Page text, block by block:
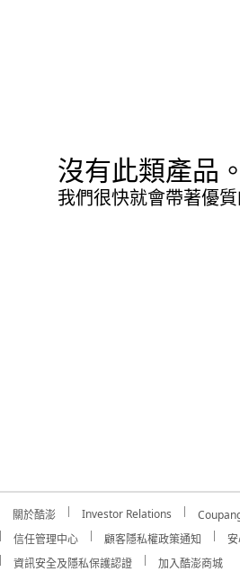
沒有此類產品。
我們很快就會帶著優
關於酷澎 Investor Relations
信任管理中心
顧客隱私權政策通知
資訊安全及隱私保護認證
加入酷澎商城